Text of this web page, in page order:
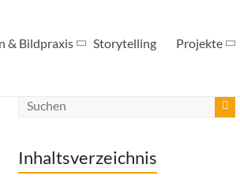
& Bildpraxis Storytelling Projekte
Inhaltsverzeichnis